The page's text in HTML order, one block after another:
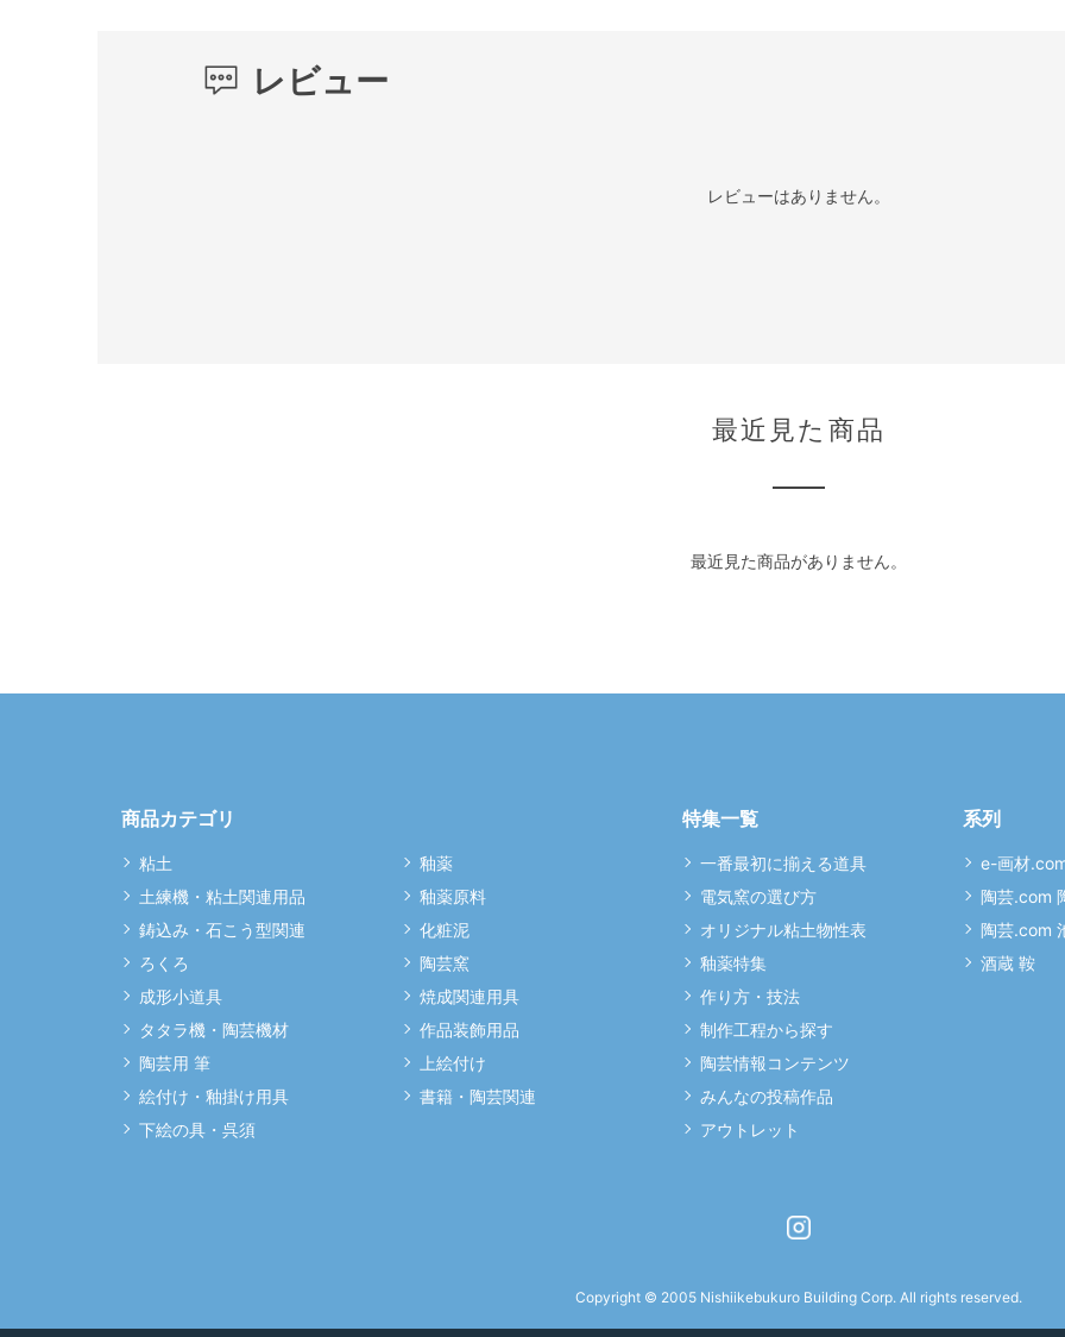
レビュー
レビューはありません。
最近見た商品
最近見た商品がありません。
商品カテゴリ
粘土
土練機・粘土関連用品
鋳込み・石こう型関連
ろくろ
成形小道具
タタラ機・陶芸機材
陶芸用 筆
絵付け・釉掛け用具
下絵の具・呉須
釉薬
釉薬原料
化粧泥
陶芸窯
焼成関連用具
作品装飾用品
上絵付け
書籍・陶芸関連
特集一覧
一番最初に揃える道具
電気窯の選び方
オリジナル粘土物性表
釉薬特集
作り方・技法
制作工程から探す
陶芸情報コンテンツ
みんなの投稿作品
アウトレット
系列
e-画材
陶芸.com
陶芸.com
酒蔵 鞍
Copyright © 2005 Nishiikebukuro Building Corp. All rights reserved.